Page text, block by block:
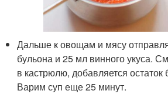
Дальше к овощам и мясу
бульона и 25 мл винного укуса.
в кастрюлю, добавляется остаток
Варим суп еще 25 минут.